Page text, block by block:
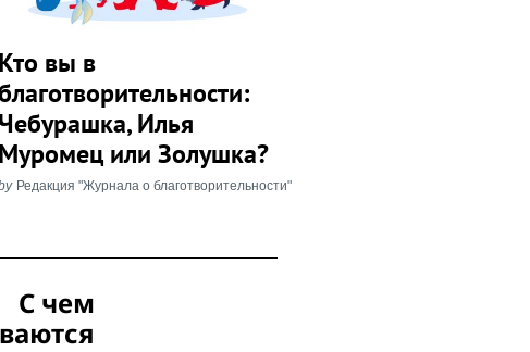
Кто вы в
Чебурашка, Илья
Муромец или Золушка?
Редакция "Журнала о благотворительности"
С чем